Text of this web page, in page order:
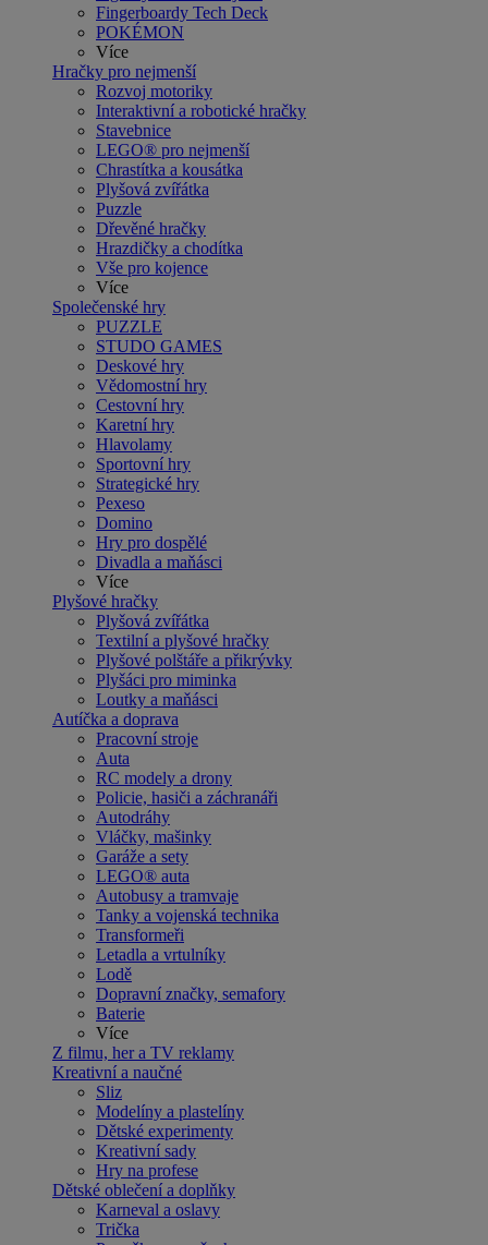
Fingerboardy Tech Deck
POKÉMON
Více
Hračky pro nejmenší
Rozvoj motoriky
Interaktivní a robotické hračky
Stavebnice
LEGO® pro nejmenší
Chrastítka a kousátka
Plyšová zvířátka
Puzzle
Dřevěné hračky
Hrazdičky a chodítka
Vše pro kojence
Více
Společenské hry
PUZZLE
STUDO GAMES
Deskové hry
Vědomostní hry
Cestovní hry
Karetní hry
Hlavolamy
Sportovní hry
Strategické hry
Pexeso
Domino
Hry pro dospělé
Divadla a maňásci
Více
Plyšové hračky
Plyšová zvířátka
Textilní a plyšové hračky
Plyšové polštáře a přikrývky
Plyšáci pro miminka
Loutky a maňásci
Autíčka a doprava
Pracovní stroje
Auta
RC modely a drony
Policie, hasiči a záchranáři
Autodráhy
Vláčky, mašinky
Garáže a sety
LEGO® auta
Autobusy a tramvaje
Tanky a vojenská technika
Transformeři
Letadla a vrtulníky
Lodě
Dopravní značky, semafory
Baterie
Více
Z filmu, her a TV reklamy
Kreativní a naučné
Sliz
Modelíny a plastelíny
Dětské experimenty
Kreativní sady
Hry na profese
Dětské oblečení a doplňky
Karneval a oslavy
Trička